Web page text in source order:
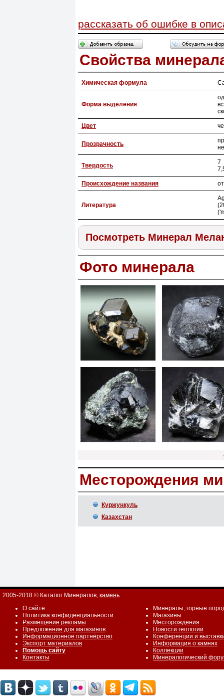
рассказать об ошибке в
Свойства
Химическая формула
Форма выделения
Цвет
Прозрачность
Твердость
7
Происхождение названия
Литература
Посмотреть Минерал
Фото минерала
Месторождения
Куржункуль
Казахстан
2005-2018 © Каталог Минералов, камень
О сайте
Политика конфиденциальности
Размещение рекламы
Предложение для магазинов
Информационное партнёрство
Экспорт материалов
Помощь сайту
Контакты
Минералы, горные
Магазины
Месторождения
Новости геологии
Конференции и
Информация о камнях
Коллекции
Минералогический